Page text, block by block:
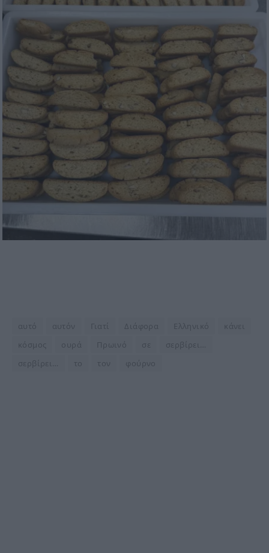
αυτό αυτόν Γιατί Διάφορα Ελληνικό
κόσμος
ουρά Πρωινό σε
σερβίρει…
σερβίρει…
το τον φούρνο